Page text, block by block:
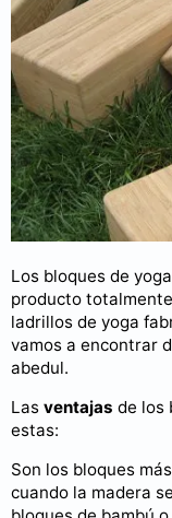
Los bloques de
producto
ladrillos de yoga
vamos a encontrar
abedul.
Las ventajas de los
estas:
Son los bloques
cuando la madera